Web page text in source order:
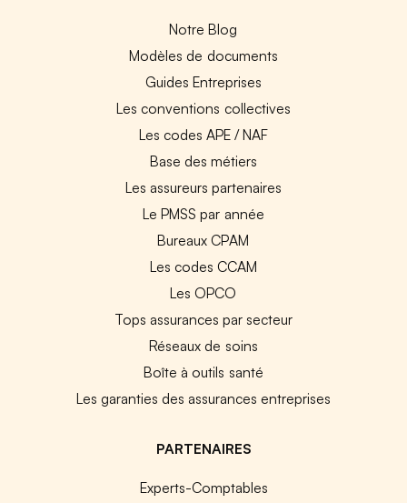
Notre Blog
Modèles de documents
Guides Entreprises
Les conventions collectives
Les codes APE / NAF
Base des métiers
Les assureurs partenaires
Le PMSS par année
Bureaux CPAM
Les codes CCAM
Les OPCO
Tops assurances par secteur
Réseaux de soins
Boîte à outils santé
Les garanties des assurances entreprises
PARTENAIRES
Experts-Comptables